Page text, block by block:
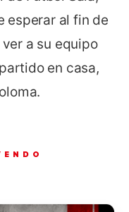
esperar al fin de
a su equipo
en casa,